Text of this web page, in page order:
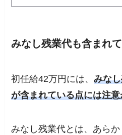
みなし残業代も含まれ
初任給42万円には、みな
が含まれている点には注
みなし残業代とは、あら